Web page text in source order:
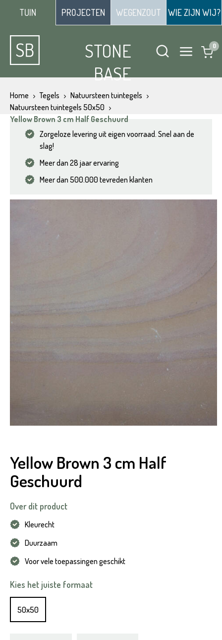
TUIN PROJECTEN WEGENZOUT WIE ZIJN WIJ?
STONE
BASE
Home Tegels
Natuursteen tuintegels
Natuursteen tuintegels 50x50
Yellow Brown 3 cm Half Geschuurd
Zorgeloze levering uit eigen voorraad. Snel aan de
slag!
Meer dan 28 jaar ervaring
Meer dan 500.000 tevreden klanten
Yellow Brown 3 cm Half
Geschuurd
Over dit product
Kleurecht
Duurzaam
Voor vele toepassingen geschikt
Kies het juiste formaat
50x50